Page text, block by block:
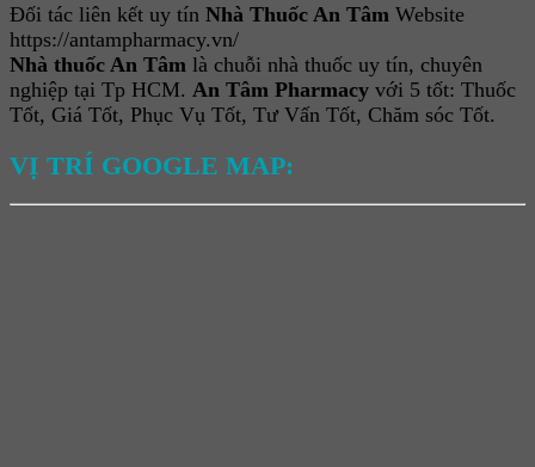
Đối tác liên kết uy tín Nhà Thuốc An Tâm Website
https://antampharmacy.vn/
Nhà thuốc An Tâm là chuỗi nhà thuốc uy tín, chuyên
nghiệp tại Tp HCM. An Tâm Pharmacy với 5 tốt: Thuốc
Tốt, Giá Tốt, Phục Vụ Tốt, Tư Vấn Tốt, Chăm sóc Tốt.
VỊ TRÍ GOOGLE MAP: